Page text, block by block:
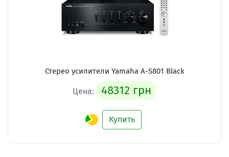
Стерео усилители Yamaha A-S801 Black
Цена: 48312 грн
Купить